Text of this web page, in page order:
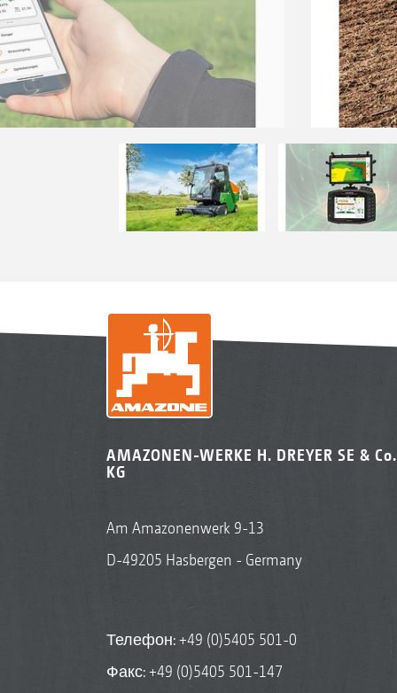
AMAZONEN-WERKE H. DREYER SE & Co.
KG
Am Amazonenwerk 9-13
D-49205 Hasbergen - Germany
Телефон:+49 (0)5405 501-0
Факс: +49 (0)5405 501-147